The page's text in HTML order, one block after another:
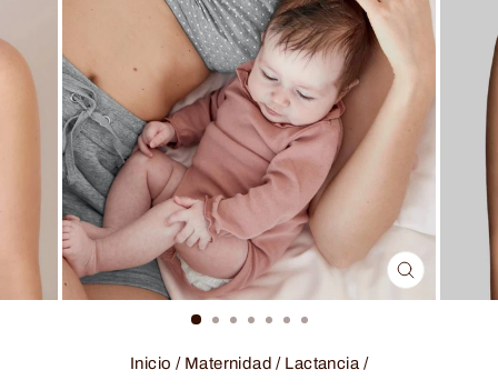
CERRAR
(ESC)
Inicio / Maternidad / Lactancia /